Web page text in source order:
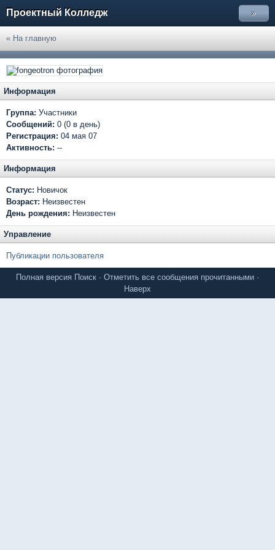
Проектный Колледж »
« На главную
Информация
Группа: Участники
Сообщений: 0 (0 в день)
Регистрация: 04 мая 07
Активность: --
Информация
Статус: Новичок
Возраст: Неизвестен
День рождения: Неизвестен
Управление
Публикации пользователя
Полная версия Поиск · Отметить все сообщения прочитанными ·
Наверх